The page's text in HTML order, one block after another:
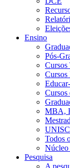
Ensino
Pós-
Cursos
Cursos
MBA,
Todos
Pesquisa
A